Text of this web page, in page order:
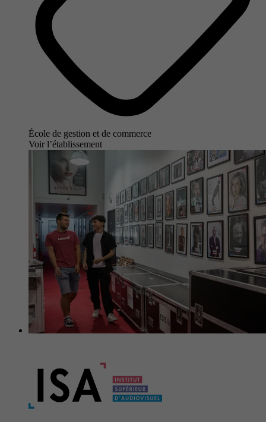
École de gestion et de commerce
Voir l’établissement